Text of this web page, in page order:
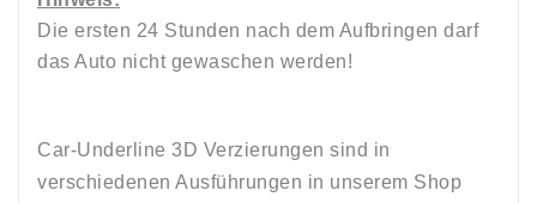
Die ersten 24 Stunden nach dem Aufbringen darf
das Auto nicht gewaschen werden!
Car-Underline 3D Verzierungen sind in
verschiedenen Ausführungen in unserem Shop